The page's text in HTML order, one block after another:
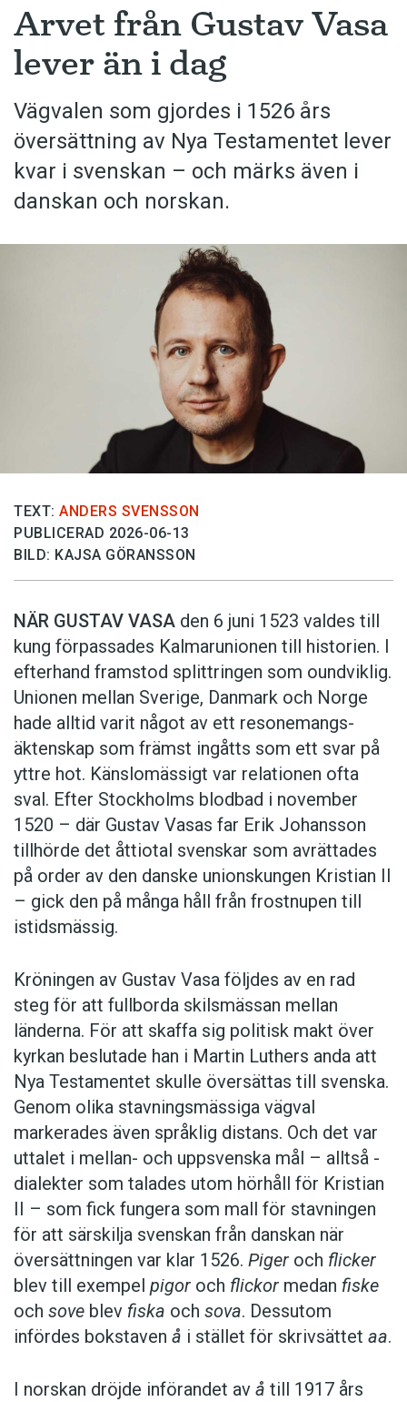
Arvet från Gustav Vasa
lever än i dag
Vägvalen som gjordes i 1526 års
översättning av Nya Testamentet lever
kvar i svenskan – och märks även i
danskan och norskan.
TEXT: ANDERS SVENSSON
PUBLICERAD 2026-06-13
BILD: KAJSA GÖRANSSON
NÄR GUSTAV VASA den 6 juni 1523 ­valdes till
kung förpassades Kalmar­unionen till historien. I
efterhand framstod splittringen som ound­viklig.
­Unionen ­mellan Sverige, Danmark och ­Norge
hade alltid varit något av ett resonemangs­
äkten­skap som främst ingåtts som ett svar på
yttre hot. ­Känslomässigt var rela­tionen ofta
sval. Efter Stockholms blodbad i novem­ber
1520 – där Gustav ­Vasas far Erik ­Johans­son
tillhörde det åttiotal svenskar som avrättades
på order av den danske unionskungen Kristian II
– gick den på många håll från frostnupen till
istidsmässig.
Kröningen av Gustav Vasa följdes av en rad
steg för att fullborda skilsmässan mellan
länderna. För att skaffa sig politisk makt över
kyrkan beslutade han i Martin Luthers anda att
Nya Testamentet skulle översättas till svenska.
Genom olika stavningsmässiga vägval
markerades även språklig distans. Och det var
uttalet i mellan- och uppsvenska mål – alltså ­
dialekter som talades utom hörhåll för Kristian
II – som fick fungera som mall för stavningen
för att särskilja svenskan från danskan när
översättningen var klar 1526. Piger och flicker
blev till exempel pigor och flickor medan fiske
och sove blev fiska och sova. Dessutom
infördes bokstaven å i stället för skrivsättet aa.
I norskan dröjde införandet av å till 1917 års